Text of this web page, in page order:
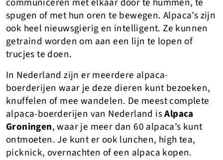
spugen of met hun oren te bewegen. Alpaca’s zijn
ook heel nieuwsgierig en intelligent. Ze kunnen
getraind worden om aan een lijn te lopen of
trucjes te doen.
In Nederland zijn er meerdere alpaca-
boerderijen waar je deze dieren kunt bezoeken,
knuffelen of mee wandelen. De meest complete
alpaca-boerderijen van Nederland isAlpaca
Groningen, waar je meer dan 60 alpaca’s kunt
ontmoeten. Je kunt er ook lunchen, high tea,
picknick, overnachten of een alpaca kopen.